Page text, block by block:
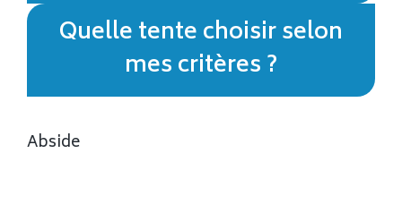
Quelle tente choisir selon
mes critères ?
Abside